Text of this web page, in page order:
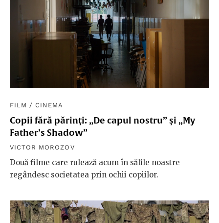
FILM / CINEMA
Copii fără părinți: „De capul nostru” și „My
Father’s Shadow”
VICTOR MOROZOV
Două filme care rulează acum în sălile noastre
regândesc societatea prin ochii copiilor.